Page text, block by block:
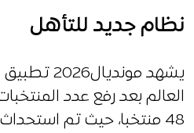
نظام جديد للتأهل
يشهد